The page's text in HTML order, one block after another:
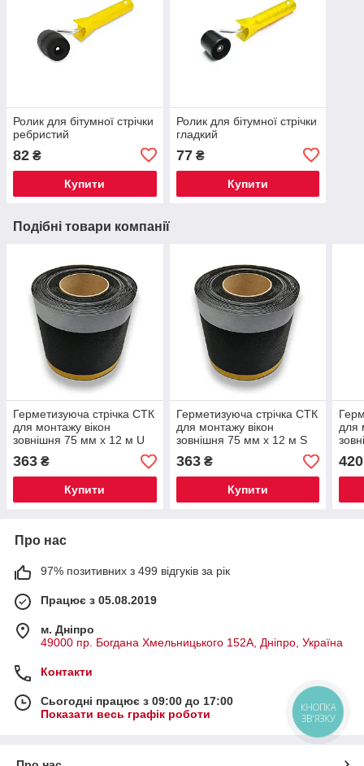
Ролик для бітумної стрічки
ребристий
82 ₴
Купити
Ролик для бітумної стрічки
гладкий
77₴
Купити
Подібні товари компанії
Герметизуюча стрічка СТК
для монтажу вікон
зовнішня 75 мм х 12 м U
363 ₴
Купити
Герметизуюча стрічка СТК
для монтажу вікон
зовнішня 75 мм х 12 м S
363₴
Купити
для
420
Про нас
97% позитивних з 499 відгуків за рік
Працює з 05.08.2019
м. Дніпро
49000 пр. Богдана Хмельницького 152А, Дніпро, Україна
Контакти
Сьогодні працює з 09:00 до 17:00
Показати весь графік роботи
КНОПКА
ЗВ'ЯЗКУ